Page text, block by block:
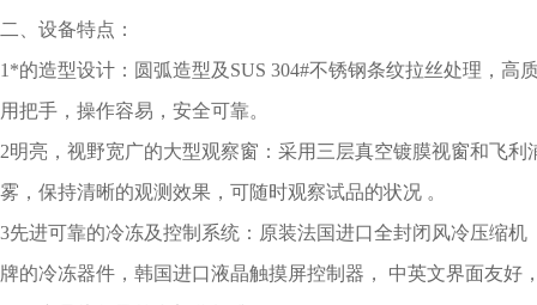
二、 设备特点：
1*的造型设计：圆弧造型及SUS 304#不锈钢条纹拉丝处理，高
用把手，操作容易，安全可靠。
2明亮，视野宽广的大型观察窗：采用三层真空镀膜视窗和飞利
雾，保持清晰的观测效果，可随时观察试品的状况 。
3先进可靠的冷冻及控制系统：原装法国进口全封闭风冷压缩机
牌的冷冻器件，韩国进口液晶触摸屏控制器， 中英文界面友好